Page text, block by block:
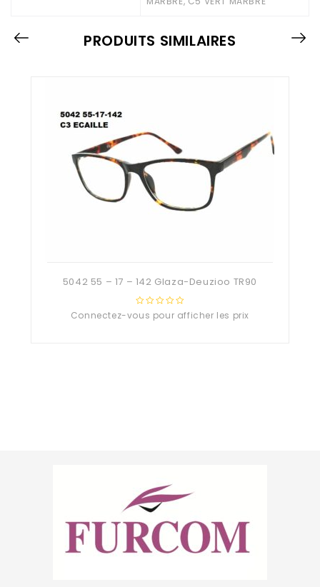
PRODUITS SIMILAIRES
5042 55 – 17 – 142 Glaza-Deuzioo TR90
0
Connectez-vous pour afficher les prix